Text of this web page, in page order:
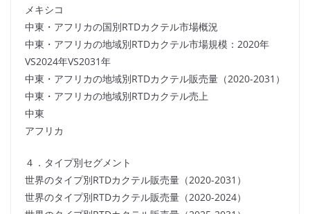
メキシコ
中東・アフリカの国別RTDカクテル市場概況
中東・アフリカの地域別RTDカクテル市場規模：2020年
VS2024年VS2031年
中東・アフリカの地域別RTDカクテル販売量（2020-2031）
中東・アフリカの地域別RTDカクテル売上
中東
アフリカ
４．タイプ別セグメント
世界のタイプ別RTDカクテル販売量（2020-2031）
世界のタイプ別RTDカクテル販売量（2020-2024）